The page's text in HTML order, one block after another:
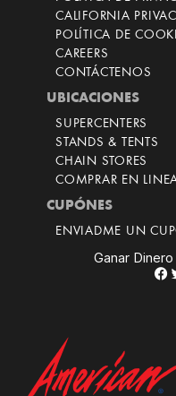
CALIFORNIA
POLÍTICA DE
CAREERS
CONTÁCTENOS
UBICACIONES
SUPERCENTERS
STANDS & TENTS
CHAIN STORES
COMPRAR EN
CUPÓNES
ENVIADME UN
Ganar